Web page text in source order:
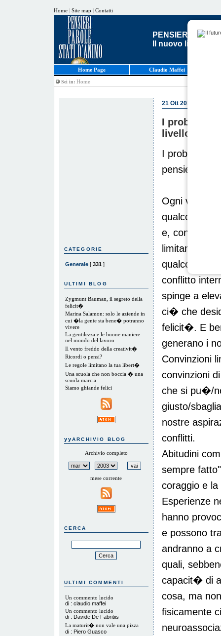
Home | Site map | Contatti
PENSIERI,
Il nuovo libro di
Home Page Claudio Maffei
Sei in: Home
CATEGORIE
Generale[ 331]
ULTIMI BLOG
Zygmunt Bauman, il segreto della
felicit�
Marina Salamon: solo le aziende in
cui �la gente sta bene� potranno
vivere
La gentilezza e le buone maniere
nel mondo del lavoro
Il vento freddo della creativit�
Ricordi o pensi?
Le regole limitano la tua libert�
Una scuola che non boccia � una
scuola marcia
Siamo ghiande felici
yyARCHIVIO BLOG
Archivio completo
mese corrente
CERCA
ULTIMI COMMENTI
Un commento lucido
di : claudio maffei
Un commento lucido
di : Davide De Fabritiis
La maturit� non vale una pizza
di : Piero Guasco
21 Ott 2010
I problemi
livello di
I problemi
pensiero
Ogni volta
qualcosa
e,
limitando
qualcosa,
conflitto
spinge a
ci� che
felicit�. E
generano i
Convinzioni
convinzioni
che si pu�/
giusto/
nostre
conflitti.
Abitudini
sempre
coraggio e
Esperienze
hanno
e possono
andranno a
quali,
capacit� di
cosa, ma
fisicamente